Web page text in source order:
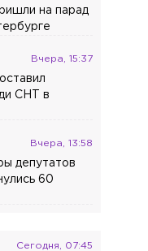
на парад
Вчера, 15:37
СНТ в
Вчера, 13:58
депутатов
60
Сегодня, 07:45